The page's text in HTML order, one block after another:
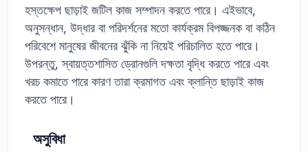
হস্তক্ষেপ ছাড়াই জটিল কাজ সম্পাদন করতে পারে। এইভাবে,
অনুসন্ধান, উদ্ধার বা পরিদর্শনের মতো কার্যক্রম বিপজ্জনক বা কঠিন
পরিবেশে মানুষের জীবনের ঝুঁকি না নিয়েই পরিচালিত হতে পারে।
উপরন্তু, স্বায়ত্তশাসিত ড্রোনগুলি দক্ষতা বৃদ্ধি করতে পারে এবং
খরচ কমাতে পারে কারণ তারা ক্রমাগত এবং ক্লান্তি ছাড়াই কাজ
করতে পারে।
অসুবিধা